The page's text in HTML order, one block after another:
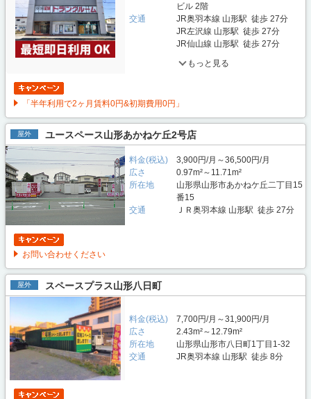
ビル 2階
交通
JR奥羽本線 山形駅 徒歩 27分
JR左沢線 山形駅 徒歩 27分
JR仙山線 山形駅 徒歩 27分
もっと見る
「半年利用で2ヶ月賃料0円&初期費用0円」
屋外 ユースペース山形あかねケ丘2号店
料金(税込)
3,900円/月～36,500円/月
広さ
0.97m²～11.71m²
所在地
山形県山形市あかねケ丘二丁目15
番15
交通
ＪＲ奥羽本線 山形駅 徒歩 27分
お問い合わせください
屋外 スペースプラス山形八日町
料金(税込)
7,700円/月～31,900円/月
広さ
2.43m²～12.79m²
所在地
山形県山形市八日町1丁目1-32
交通
JR奥羽本線 山形駅 徒歩 8分